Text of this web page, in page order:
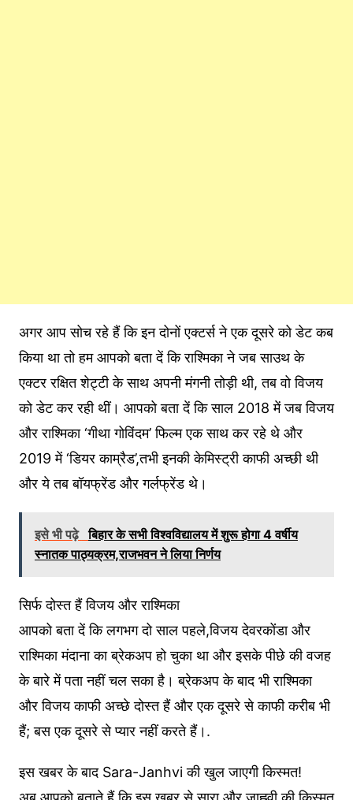
अगर आप सोच रहे हैं कि इन दोनों एक्टर्स ने एक दूसरे को डेट कब
किया था तो हम आपको बता दें कि राश्मिका ने जब साउथ के
एक्टर रक्षित शेट्टी के साथ अपनी मंगनी तोड़ी थी, तब वो विजय
को डेट कर रही थीं। आपको बता दें कि साल 2018 में जब विजय
और राश्मिका ‘गीथा गोविंदम’ फिल्म एक साथ कर रहे थे और
2019 में ‘डियर काम्रैड’,तभी इनकी केमिस्ट्री काफी अच्छी थी
और ये तब बॉयफ्रेंड और गर्लफ्रेंड थे।
इसे भी पढ़े बिहार के सभी विश्वविद्यालय में शुरू होगा 4 वर्षीय
स्नातक पाठ्यक्रम,राजभवन ने लिया निर्णय
सिर्फ दोस्त हैं विजय और राश्मिका
आपको बता दें कि लगभग दो साल पहले,विजय देवरकोंडा और
राश्मिका मंदाना का ब्रेकअप हो चुका था और इसके पीछे की वजह
के बारे में पता नहीं चल सका है। ब्रेकअप के बाद भी राश्मिका
और विजय काफी अच्छे दोस्त हैं और एक दूसरे से काफी करीब भी
हैं; बस एक दूसरे से प्यार नहीं करते हैं।.
इस खबर के बाद Sara-Janhvi की खुल जाएगी किस्मत!